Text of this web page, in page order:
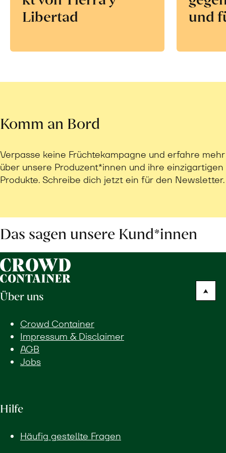
Libertad
und
Komm an Bord
Verpasse keine Früchtekampagne und erfahre mehr
über unsere Produzent*innen und ihre einzigartigen
Produkte. Schreibe dich jetzt ein für den Newsletter.
Das sagen unsere Kund*innen
Über uns
Crowd Container
Impressum & Disclaimer
AGB
Jobs
Hilfe
Häufig gestellte Fragen